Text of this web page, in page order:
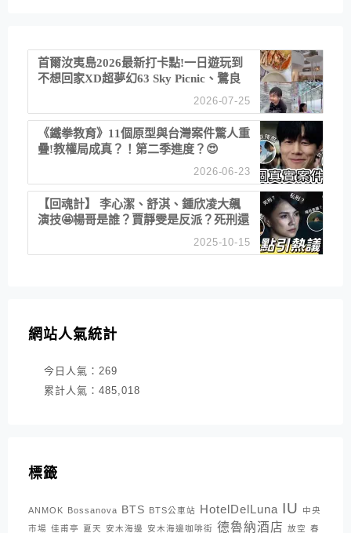
首爾汝夷島2026最新打卡點!一日遊玩到
不想回家XD超夢幻63 Sky Picnic、鷺良
津帝王蟹大餐、《淚之女王》拍攝地、漢
2026-07-25
《鐵拳教育》11個原型與台灣案件驚人重
疊!教權局成真？！第二季進度？😍
2026-06-23
【回魂計】 李心潔、舒淇、鍾欣凌大飆
演技🤩楊哥是誰？賈靜雯是反派？死刑還
2025-10-15
網站人氣統計
今日人氣： 269
累計人氣： 485,018
標籤
ANMOK Bossanova BTS BTS公車站 HotelDelLuna IU
中央
市場 佳甫亭 夏天 安木海邊 安木海邊咖啡街 德魯納酒店 放空 春